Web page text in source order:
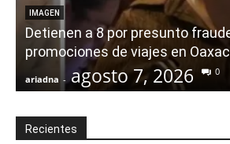
IMAGEN
Detienen a 8 por presunto
promociones de viajes en
ariadna - agosto 7, 2026 0
Recientes